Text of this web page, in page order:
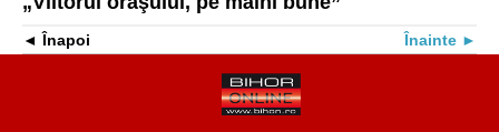
Înapoi Înainte